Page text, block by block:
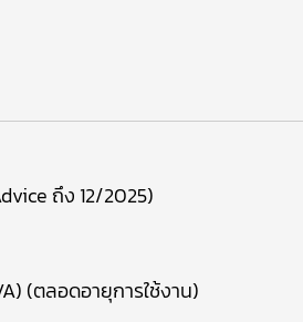
ถึง 12/2025)
(ตลอดอายุการใช้งาน)